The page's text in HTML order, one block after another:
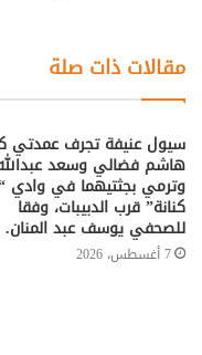
مقالات ذات صلة
سيول عنيفة تجرف عمدتي
هاشم فضالي وسعد
وترمي بجثتيهما في وادي
كنانة” قرب الدبيبات، وفقا
للصحفي يوسف عبد المنان.
7 أغسطس، 2026